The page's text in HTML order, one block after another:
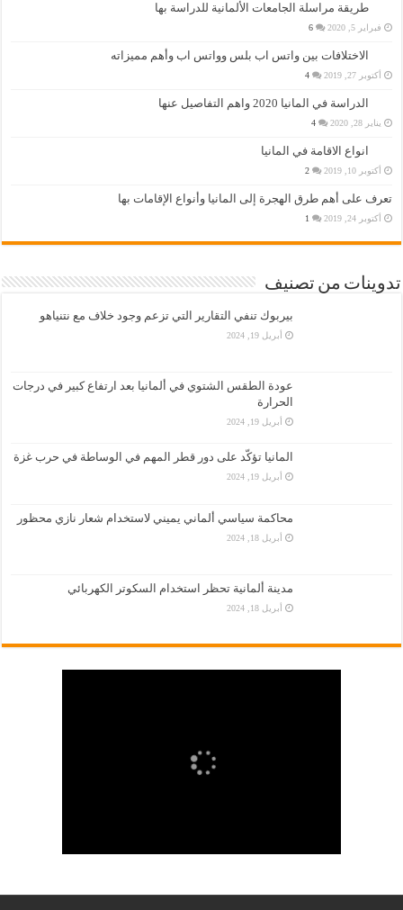
طريقة مراسلة الجامعات الألمانية للدراسة بها
فبراير 5, 2020 6
الاختلافات بين واتس اب بلس وواتس اب وأهم مميزاته
أكتوبر 27, 2019 4
الدراسة في المانيا 2020 واهم التفاصيل عنها
يناير 28, 2020 4
انواع الاقامة في المانيا
أكتوبر 10, 2019 2
تعرف على أهم طرق الهجرة إلى المانيا وأنواع الإقامات بها
أكتوبر 24, 2019 1
تدوينات من تصنيف
بيربوك تنفي التقارير التي تزعم وجود خلاف مع نتنياهو
أبريل 19, 2024
عودة الطقس الشتوي في ألمانيا بعد ارتفاع كبير في درجات
الحرارة
أبريل 19, 2024
المانيا تؤكّد على دور قطر المهم في الوساطة في حرب غزة
أبريل 19, 2024
محاكمة سياسي ألماني يميني لاستخدام شعار نازي محظور
أبريل 18, 2024
مدينة ألمانية تحظر استخدام السكوتر الكهربائي
أبريل 18, 2024